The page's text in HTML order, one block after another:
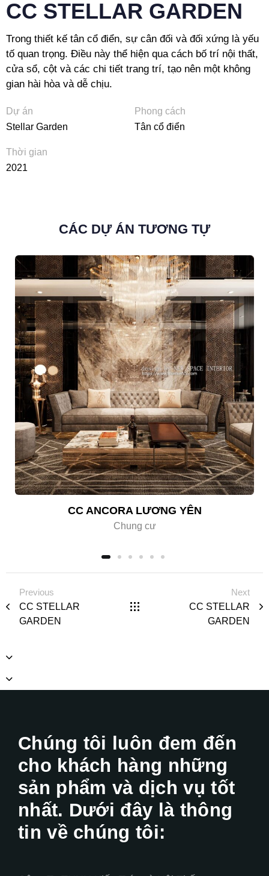
CC STELLAR GARDEN
Trong thiết kế tân cổ điển, sự cân đối và đối xứng là yếu
tố quan trọng. Điều này thể hiện qua cách bố trí nội thất,
cửa sổ, cột và các chi tiết trang trí, tạo nên một không
gian hài hòa và dễ chịu.
Dự án
Stellar Garden
Phong cách
Tân cổ điển
Thời gian
2021
CÁC DỰ ÁN TƯƠNG TỰ
CC ANCORA LƯƠNG YÊN
Chung cư
Previous
CC STELLAR
GARDEN
Next
CC STELLAR
GARDEN
Chúng tôi luôn đem đến
cho khách hàng những
sản phẩm và dịch vụ tốt
nhất. Dưới đây là thông
tin về chúng tôi: